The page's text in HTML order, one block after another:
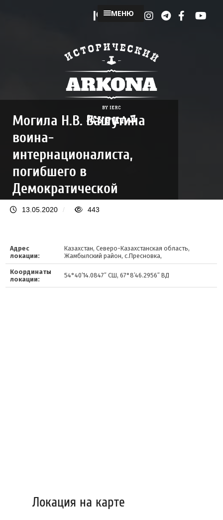
МЕНЮ
Могила Н.В. Вашутина
воина-
интернационалиста,
погибшего в
Демократической
Республике
13.05.2020 / 443
Адрес
локации:
Казахстан, Северо-Казахстанская область,
Жамбылский район, с.Пресновка,
Координаты
локации:
54°40′14.0847″ СШ, 67°8′46.2956″ ВД
Локация на карте